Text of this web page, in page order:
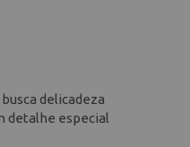
delicadeza
detalhe especial